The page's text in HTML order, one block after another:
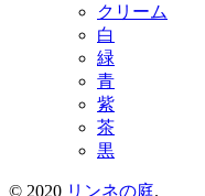
クリーム
白
緑
青
紫
茶
黒
© 2020 リンネの庭.